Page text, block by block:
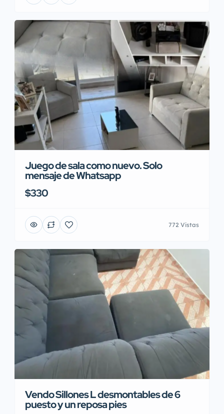
Juego de sala como nuevo. Solo
mensaje de Whatsapp
$330
772 Vistas
Vendo Sillones L desmontables de 6
puesto y un reposa pies